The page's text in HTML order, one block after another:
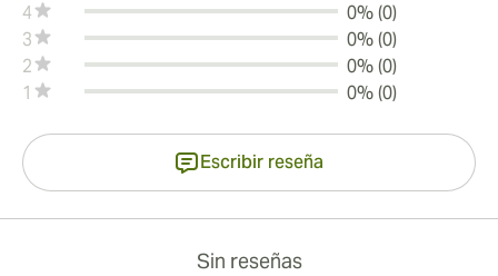
4
0% (0)
3
0% (0)
2
0% (0)
1
0% (0)
Escribir reseña
Sin reseñas